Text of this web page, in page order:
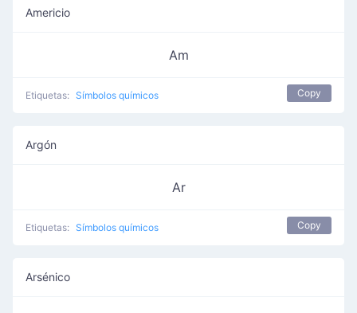
Americio
Am
Etiquetas: Símbolos químicos Copy
Argón
Ar
Etiquetas: Símbolos químicos Copy
Arsénico